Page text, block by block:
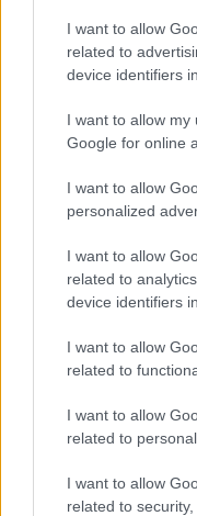
I want to allow
related to
device identifiers
I want to allow
Google for online
I want to allow
personalized
I want to allow
related to
device identifiers
I want to allow
related to
I want to allow
related to
I want to allow
related to